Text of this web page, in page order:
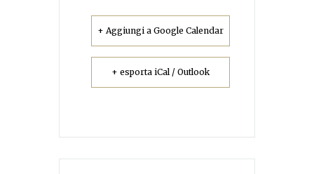
+ Aggiungi a Google Calendar
+ esporta iCal / Outlook